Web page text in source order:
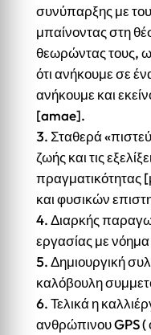
συνύπαρξης με
μπαίνοντας στη
θεωρώντας τους,
ότι ανήκουμε σε
ανήκουμε και
[amae].
Σταθερά
ζωής και τις
πραγματικότητας
και φυσικών
Διαρκής
εργασίας με
Δημιουργική
καλόβουλη
Τελικά η
ανθρώπινου GPS (